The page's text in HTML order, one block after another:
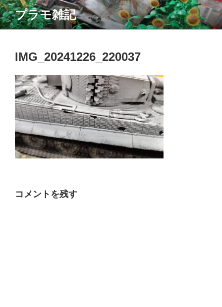
コ
ン
テ
プラモ雑記
IMG_20241226_220037
コメントを残す